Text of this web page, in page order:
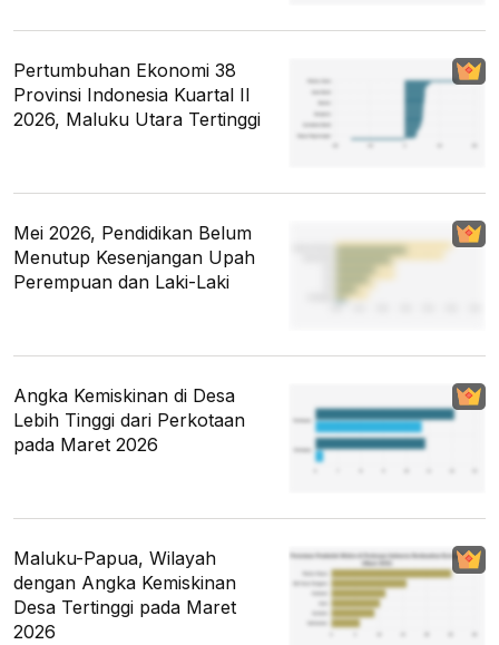
Pertumbuhan Ekonomi 38
Provinsi Indonesia Kuartal II
2026, Maluku Utara Tertinggi
Mei 2026, Pendidikan Belum
Menutup Kesenjangan Upah
Perempuan dan Laki-Laki
Angka Kemiskinan di Desa
Lebih Tinggi dari Perkotaan
pada Maret 2026
Maluku-Papua, Wilayah
dengan Angka Kemiskinan
Desa Tertinggi pada Maret
2026